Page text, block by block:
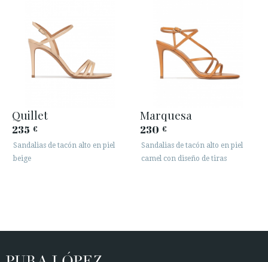
Quillet
235 €
Sandalias de tacón alto en piel
beige
Marquesa
230 €
Sandalias de tacón alto en piel
camel con diseño de tiras